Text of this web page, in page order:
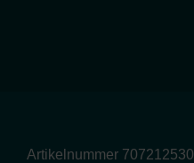
Artikelnummer 707212530